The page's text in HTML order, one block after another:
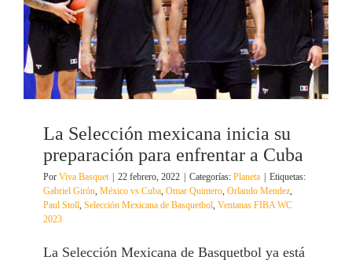
La Selección mexicana inicia su
preparación para enfrentar a Cuba
Por Viva Basquet | 22 febrero, 2022 | Categorías: Planeta | Etiquetas:
Gabriel Girón México vs Cuba Omar Quintero Orlando Mendez
Paul Stoll Selección Mexicana de Basquetbol Ventanas FIBA WC
2023
La Selección Mexicana de Basquetbol ya está